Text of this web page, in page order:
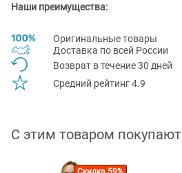
Наши преимущества:
Оригинальные товары
Доставка по всей Pоссии
Возврат в течение 30 дней
Средний рейтинг 4.9
С этим товаром покупают